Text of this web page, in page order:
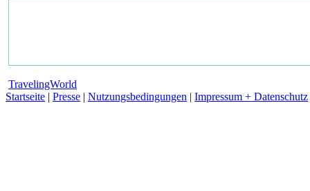
TravelingWorld
Startseite | Presse | Nutzungsbedingungen | Impressum + Datenschutz